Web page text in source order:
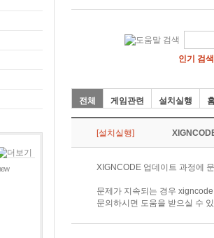
인기 검
전체 게임관련 설치실행
[설치실행]
XIGNCODE 업데이트 과정에
문제가 지속되는 경우
문의하시면 도움을 받으실 수